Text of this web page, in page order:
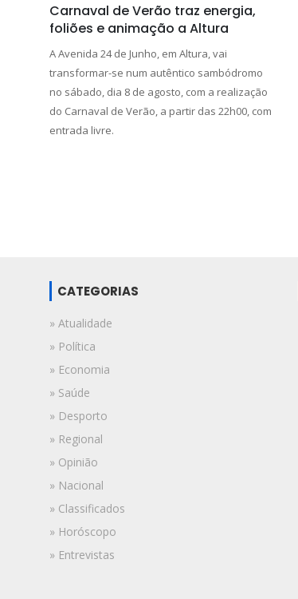
Carnaval de Verão traz energia,
foliões e animação a Altura
A Avenida 24 de Junho, em Altura, vai
transformar-se num autêntico sambódromo
no sábado, dia 8 de agosto, com a realização
do Carnaval de Verão, a partir das 22h00, com
entrada livre.
CATEGORIAS
» Atualidade
» Política
» Economia
» Saúde
» Desporto
» Regional
» Opinião
» Nacional
» Classificados
» Horóscopo
» Entrevistas